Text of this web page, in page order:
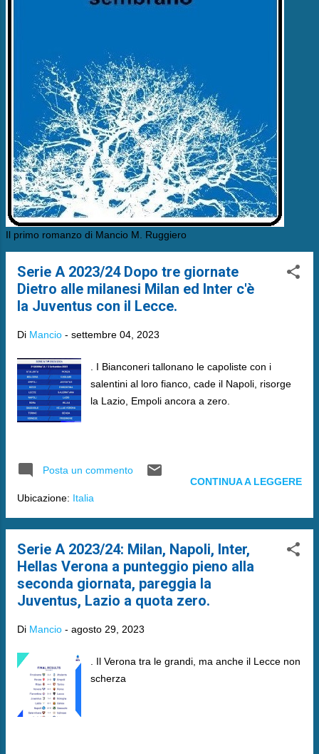
Il primo romanzo di Mancio M. Ruggiero
Serie A 2023/24 Dopo tre giornate
Dietro alle milanesi Milan ed Inter c'è
la Juventus con il Lecce.
Di Mancio - settembre 04, 2023
. I Bianconeri tallonano le capoliste con i
salentini al loro fianco, cade il Napoli, risorge
la Lazio, Empoli ancora a zero.
Posta un commento
Ubicazione: Italia
CONTINUA A LEGGERE
Serie A 2023/24: Milan, Napoli, Inter,
Hellas Verona a punteggio pieno alla
seconda giornata, pareggia la
Juventus, Lazio a quota zero.
Di Mancio - agosto 29, 2023
. Il Verona tra le grandi, ma anche il Lecce non
scherza